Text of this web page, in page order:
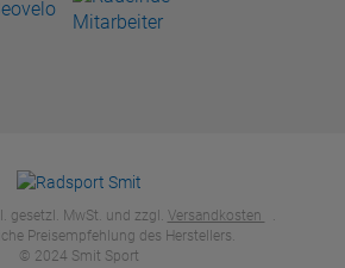
gesetzl. MwSt. und zzgl. Versandkosten .
Preisempfehlung des Herstellers.
© 2024 Smit Sport